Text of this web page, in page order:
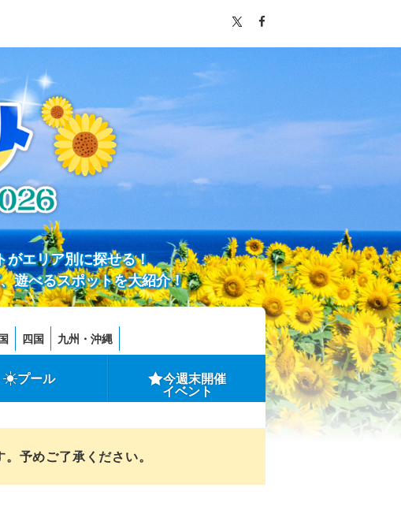
がエリア別に探せる！
遊べるスポットを大紹介！
四国 九州・沖縄
プール 今週末開催
イベント
予めご了承ください。